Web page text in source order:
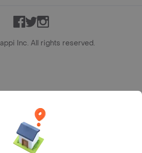
Facebook
TwitterInstagram
Inc. All rights reserved.
notificacionesrappi@rappi.com